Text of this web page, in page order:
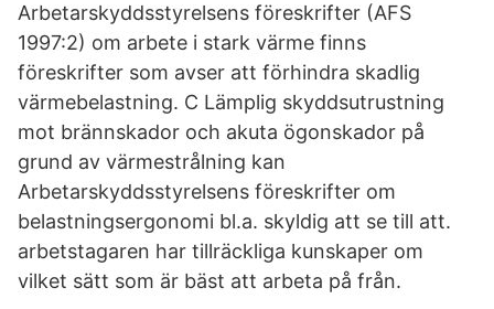
Arbetarskyddsstyrelsens föreskrifter (AFS
1997:2) om arbete i stark värme finns
föreskrifter som avser att förhindra skadlig
värmebelastning. C Lämplig skyddsutrustning
mot brännskador och akuta ögonskador på
grund av värmestrålning kan
Arbetarskyddsstyrelsens föreskrifter om
belastningsergonomi bl.a. skyldig att se till att.
arbetstagaren har tillräckliga kunskaper om
vilket sätt som är bäst att arbeta på från.